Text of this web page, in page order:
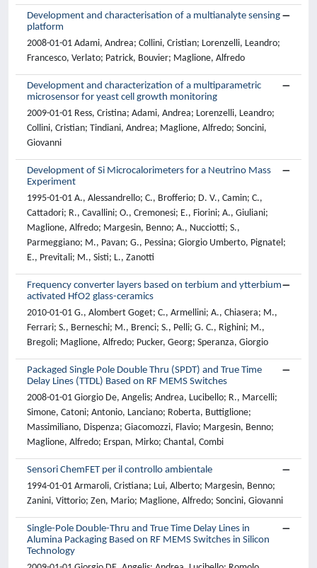
Development and characterisation of a multianalyte sensing
platform
2008-01-01 Adami, Andrea; Collini, Cristian; Lorenzelli, Leandro;
Francesco, Verlato; Patrick, Bouvier; Maglione, Alfredo
Development and characterization of a multiparametric
microsensor for yeast cell growth monitoring
2009-01-01 Ress, Cristina; Adami, Andrea; Lorenzelli, Leandro;
Collini, Cristian; Tindiani, Andrea; Maglione, Alfredo; Soncini,
Giovanni
Development of Si Microcalorimeters for a Neutrino Mass
Experiment
1995-01-01 A., Alessandrello; C., Brofferio; D. V., Camin; C.,
Cattadori; R., Cavallini; O., Cremonesi; E., Fiorini; A., Giuliani;
Maglione, Alfredo; Margesin, Benno; A., Nucciotti; S.,
Parmeggiano; M., Pavan; G., Pessina; Giorgio Umberto, Pignatel;
E., Previtali; M., Sisti; L., Zanotti
Frequency converter layers based on terbium and ytterbium
activated HfO2 glass-ceramics
2010-01-01 G., Alombert Goget; C., Armellini; A., Chiasera; M.,
Ferrari; S., Berneschi; M., Brenci; S., Pelli; G. C., Righini; M.,
Bregoli; Maglione, Alfredo; Pucker, Georg; Speranza, Giorgio
Packaged Single Pole Double Thru (SPDT) and True Time
Delay Lines (TTDL) Based on RF MEMS Switches
2008-01-01 Giorgio De, Angelis; Andrea, Lucibello; R., Marcelli;
Simone, Catoni; Antonio, Lanciano; Roberta, Buttiglione;
Massimiliano, Dispenza; Giacomozzi, Flavio; Margesin, Benno;
Maglione, Alfredo; Erspan, Mirko; Chantal, Combi
Sensori ChemFET per il controllo ambientale
1994-01-01 Armaroli, Cristiana; Lui, Alberto; Margesin, Benno;
Zanini, Vittorio; Zen, Mario; Maglione, Alfredo; Soncini, Giovanni
Single-Pole Double-Thru and True Time Delay Lines in
Alumina Packaging Based on RF MEMS Switches in Silicon
Technology